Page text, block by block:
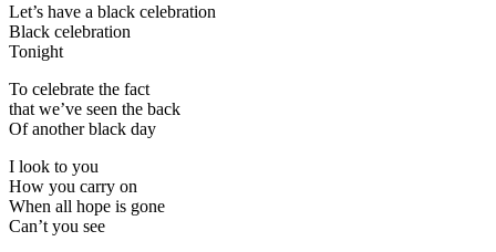
Let’s have a black celebration
Black celebration
Tonight
To celebrate the fact
that we’ve seen the back
Of another black day
I look to you
How you carry on
When all hope is gone
Can’t you see